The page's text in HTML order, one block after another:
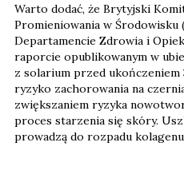
Warto dodać, że Brytyjski
Promieniowania w Środowisku
Departamencie Zdrowia i
raporcie opublikowanym w
z solarium przed ukończeniem
ryzyko zachorowania na
zwiększaniem ryzyka
proces starzenia się skóry.
prowadzą do rozpadu